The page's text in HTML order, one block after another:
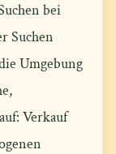
bei
Suchen
Umgebung
Verkauf